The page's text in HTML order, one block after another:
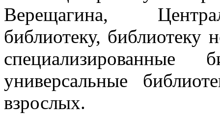
Верещагина,
библиотеку, библиотеку
универсальные
взрослых.